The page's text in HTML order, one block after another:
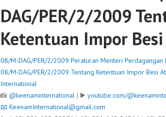
DAG/PER/2/2009
Ketentuan Impor
08/M-DAG/PER/2/2009 Peraturan Menteri Perdagangan
08/M-DAG/PER/2/2009 Tentang Ketentuan Impor Besi
International
📸 @keenaminternational | ▶️ youtube.com/
📧 KeenamInternational@gmail.com